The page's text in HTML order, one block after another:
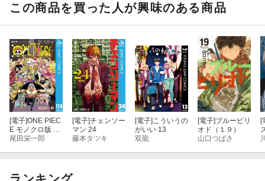
この商品を買った人が興味のある商品
[電子]ONE PIEC
E モノクロ版 11
4
尾田栄一郎
[電子]チェンソー
マン 24
藤本タツキ
[電子]こういうの
がいい 13
双龍
[電子]ブルーピリ
オド（１９）
山口つばさ
[